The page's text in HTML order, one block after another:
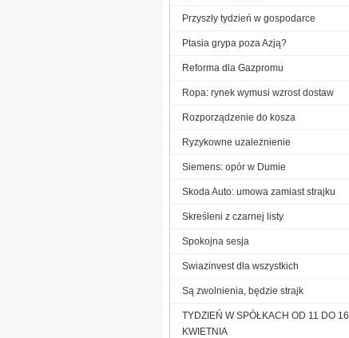
Przyszły tydzień w gospodarce
Ptasia grypa poza Azją?
Reforma dla Gazpromu
Ropa: rynek wymusi wzrost dostaw
Rozporządzenie do kosza
Ryzykowne uzależnienie
Siemens: opór w Dumie
Skoda Auto: umowa zamiast strajku
Skreśleni z czarnej listy
Spokojna sesja
Swiazinvest dla wszystkich
Są zwolnienia, będzie strajk
TYDZIEŃ W SPÓŁKACH OD 11 DO 16
KWIETNIA